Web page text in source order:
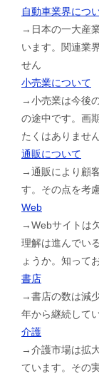
自動車業界につ
→日本の一大産
います。関連業
せん
小売業について
→小売業は今後
の途中です。画
たくはありませ
通販について
→通販により顧
す。その点を考
Web
→Webサイトは
理解は進んでい
ょうか。知って
書店
→書店の数は減
年から継続して
介護
→介護市場は拡
ています。その